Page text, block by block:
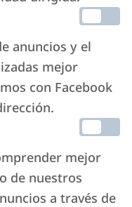
anuncios y el
mejor
con Facebook
mejor
de nuestros
a través de